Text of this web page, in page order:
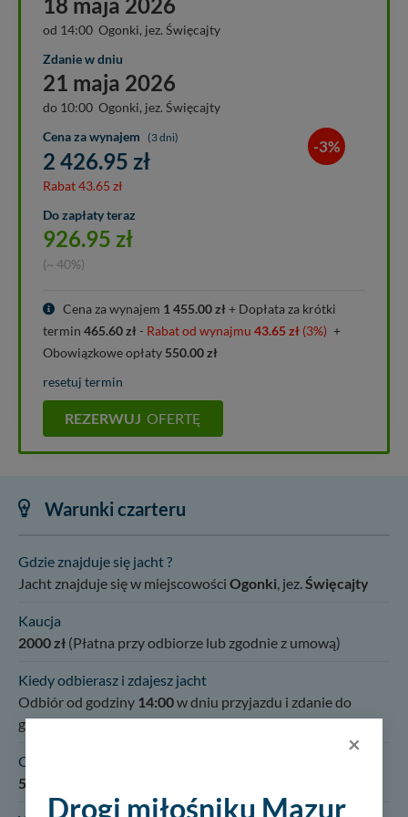
18 maja 2026
od 14:00 Ogonki, jez. Święcajty
Zdanie w dniu
21 maja 2026
do 10:00 Ogonki, jez. Święcajty
Cena za wynajem
(3 dni)
2 426.95 zł
Rabat43.65 zł
-3%
Do zapłaty teraz
926.95 zł
(~ 40%)
Cena za wynajem 1 455.00zł + Dopłata za krótki
termin 465.60zł - Rabat od wynajmu 43.65zł (3%) +
Obowiązkowe opłaty 550.00zł
resetuj termin
REZERWUJ OFERTĘ
Warunki czarteru
Gdzie znajduje się jacht ?
Jacht znajduje się w miejscowości Ogonki, jez.Święcajty
Kaucja
2000 zł (Płatna przy odbiorze lub zgodnie z umową)
Kiedy odbierasz i zdajesz jacht
Odbiór od godziny 14:00w dniu przyjazdu i zdanie do
godziny10:00w dniu odjazdu.
Obowiązkowe opłaty
550 zł
×
Drogi miłośniku Mazur